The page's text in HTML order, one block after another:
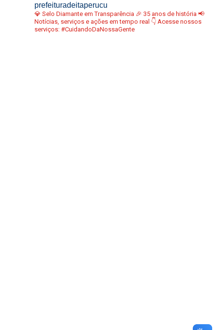
prefeituradeitaperucu
💎 Selo Diamante em Transparência 🎉 35 anos de história 📢
Notícias, serviços e ações em tempo real 👇 Acesse nossos
serviços: #CuidandoDaNossaGente